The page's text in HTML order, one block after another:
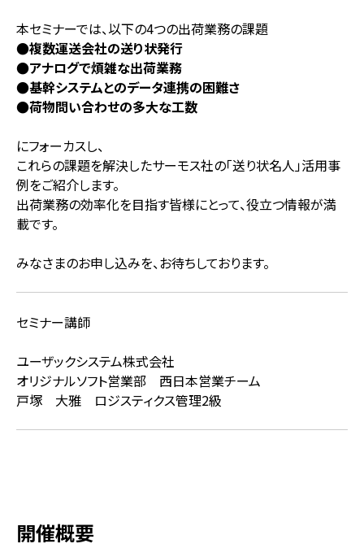
本セミナーでは、以下の4つの出荷業務の課題
●複数運送会社の送り状発行
●アナログで煩雑な出荷業務
●基幹システムとのデータ連携の困難さ
●荷物問い合わせの多大な工数
にフォーカスし、
これらの課題を解決したサーモス社の「送り状名人」活用事
例をご紹介します。
出荷業務の効率化を目指す皆様にとって、役立つ情報が満
載です。
みなさまのお申し込みを、お待ちしております。
セミナー講師
ユーザックシステム株式会社
オリジナルソフト営業部 西日本営業チーム
戸塚 大雅 ロジスティクス管理2級
開催概要